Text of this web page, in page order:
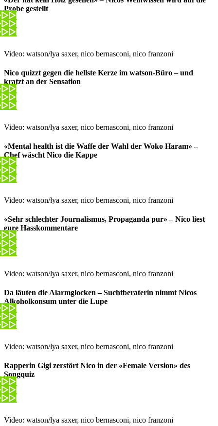
Probe gestellt
Video: watson/lya saxer, nico bernasconi, nico franzoni
Nico quizzt gegen die hellste Kerze im watson-Büro – und
kratzt an der Sensation
Video: watson/lya saxer, nico bernasconi, nico franzoni
«Mental health ist die Waffe der Wahl der Woko Haram» –
Chef wäscht Nico die Kappe
Video: watson/lya saxer, nico bernasconi, nico franzoni
«Sehr schlechter Journalismus, Propaganda pur» – Nico liest
eure Hasskommentare
Video: watson/lya saxer, nico bernasconi, nico franzoni
Da läuten die Alarmglocken – Suchtberaterin nimmt Nicos
Alkoholkonsum unter die Lupe
Video: watson/lya saxer, nico bernasconi, nico franzoni
Rapperin Gigi zerstört Nico in der «Female Version» des
Songquiz
Video: watson/lya saxer, nico bernasconi, nico franzoni